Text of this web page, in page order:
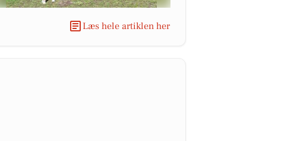
Læs hele artiklen her